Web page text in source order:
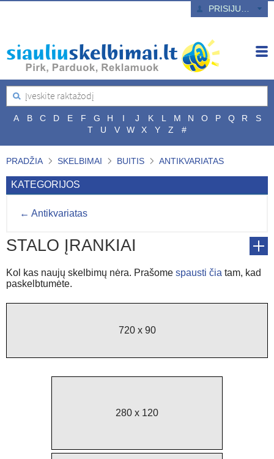
A B C D E F G H I J K L M N O P Q R
S
T
U V W X Y Z #
PRADŽIA SKELBIMAI BUITIS ANTIKVARIATAS
KATEGORIJOS
← Antikvariatas
STALO ĮRANKIAI
Kol kas naujų skelbimų nėra. Prašome spausti čia tam, kad
paskelbtumėte.
720 x 90
280 x 120